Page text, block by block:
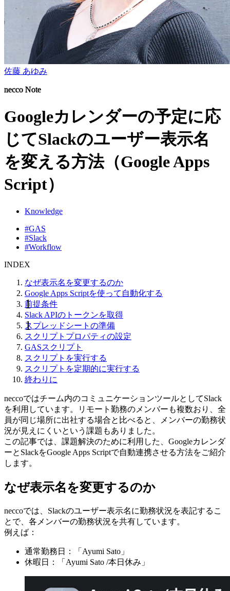
佐藤 あゆみ
necco Note
Googleカレンダーの予定に応
じてSlackのユーザー表示名
を変える方法（Google Apps
Script）
Knowledge
#GAS
#Slack
#Workflow
INDEX
なぜ表示名を変更するのか
Google Apps Scriptを使って自動化する
前提条件
Slack APIのトークンを取得
スプレッドシートの準備
スクリプトプロパティの設定
GASスクリプト
スクリプトを実行する
スクリプトを定期的に実行する
終わりに
neccoではチーム内のコミュニケーションツールとしてSlack
を利用しています。リモート勤務のメンバーも複数おり、全
員が同じ場所に出社する場合と比べると、メンバーの勤務状
況が見えにくいという課題もありました。
この記事では、課題解決のために利用した、Googleカレンダ
ーとSlackをGoogle Apps Scriptで自動連携させる方法をご紹介
します。
なぜ表示名を変更するのか
neccoでは、Slackのユーザー表示名に勤務状況を表記するこ
とで、各メンバーの勤務状況を共有しています。
例えば：
通常勤務日：「Ayumi Sato」
休暇日：「Ayumi Sato /本日休み」